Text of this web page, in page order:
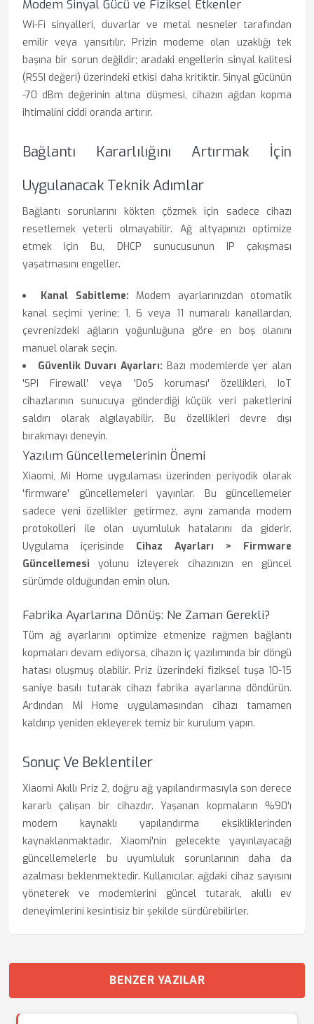
Modem Sinyal Gücü ve Fiziksel Etkenler
Wi-Fi sinyalleri, duvarlar ve metal nesneler tarafından
emilir veya yansıtılır. Prizin modeme olan uzaklığı tek
başına bir sorun değildir; aradaki engellerin sinyal kalitesi
(RSSI değeri) üzerindeki etkisi daha kritiktir. Sinyal gücünün
-70 dBm değerinin altına düşmesi, cihazın ağdan kopma
ihtimalini ciddi oranda artırır.
Bağlantı Kararlılığını Artırmak İçin
Uygulanacak Teknik Adımlar
Bağlantı sorunlarını kökten çözmek için sadece cihazı
resetlemek yeterli olmayabilir. Ağ altyapınızı optimize
etmek için Bu, DHCP sunucusunun IP çakışması
yaşatmasını engeller.
Kanal Sabitleme: Modem ayarlarınızdan otomatik
kanal seçimi yerine; 1, 6 veya 11 numaralı kanallardan,
çevrenizdeki ağların yoğunluğuna göre en boş olanını
manuel olarak seçin.
Güvenlik Duvarı Ayarları: Bazı modemlerde yer alan
'SPI Firewall' veya 'DoS koruması' özellikleri, IoT
cihazlarının sunucuya gönderdiği küçük veri paketlerini
saldırı olarak algılayabilir. Bu özellikleri devre dışı
bırakmayı deneyin.
Yazılım Güncellemelerinin Önemi
Xiaomi, Mi Home uygulaması üzerinden periyodik olarak
'firmware' güncellemeleri yayınlar. Bu güncellemeler
sadece yeni özellikler getirmez, aynı zamanda modem
protokolleri ile olan uyumluluk hatalarını da giderir.
Uygulama içerisinde Cihaz Ayarları > Firmware
Güncellemesi yolunu izleyerek cihazınızın en güncel
sürümde olduğundan emin olun.
Fabrika Ayarlarına Dönüş: Ne Zaman Gerekli?
Tüm ağ ayarlarını optimize etmenize rağmen bağlantı
kopmaları devam ediyorsa, cihazın iç yazılımında bir döngü
hatası oluşmuş olabilir. Priz üzerindeki fiziksel tuşa 10-15
saniye basılı tutarak cihazı fabrika ayarlarına döndürün.
Ardından Mi Home uygulamasından cihazı tamamen
kaldırıp yeniden ekleyerek temiz bir kurulum yapın.
Sonuç Ve Beklentiler
Xiaomi Akıllı Priz 2, doğru ağ yapılandırmasıyla son derece
kararlı çalışan bir cihazdır. Yaşanan kopmaların %90'ı
modem kaynaklı yapılandırma eksikliklerinden
kaynaklanmaktadır. Xiaomi'nin gelecekte yayınlayacağı
güncellemelerle bu uyumluluk sorunlarının daha da
azalması beklenmektedir. Kullanıcılar, ağdaki cihaz sayısını
yöneterek ve modemlerini güncel tutarak, akıllı ev
deneyimlerini kesintisiz bir şekilde sürdürebilirler.
BENZER YAZILAR